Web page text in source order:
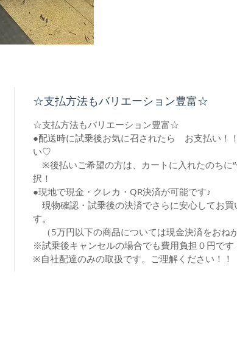
☆支払方法もバリエーション豊富☆
☆支払方法もバリエーション豊富☆
●配送時に試乗後お気に召されたら お支払い！
い♡
※後払いご希望の方は、カートに入れたのちに“
択！
●現地で現金・クレカ・QR決済が可能です♪
現物確認・試乗後の決済でさらに安心してお買
す。
（5万円以下の商品については現金決済をおね
※試乗後キャンセルの場合でも費用負担０円です
※自社配達のみの取扱です。ご理解ください！！